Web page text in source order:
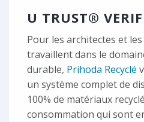
U TRUST®
Pour les architectes et
travaillent dans le
durable, Prihoda Recyclé
un système complet de
100% de matériaux
consommation qui sont